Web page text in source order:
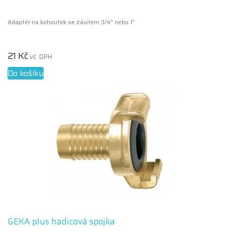
Adaptér na kohoutek se závitem 3/4" nebo 1"
21 Kčvč. DPH
Do košíku
GEKA plus hadicová spojka